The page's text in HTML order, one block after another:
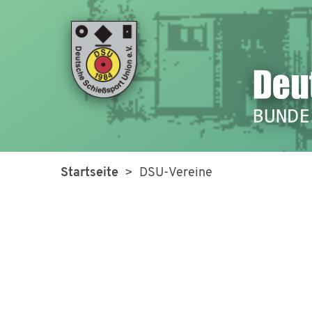
Startseite > DSU-Vereine